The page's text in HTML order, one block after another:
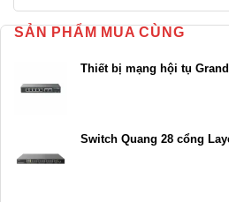
SẢN PHẨM MUA CÙNG
Thiết bị mạng hội tụ
Switch Quang 28 cổng